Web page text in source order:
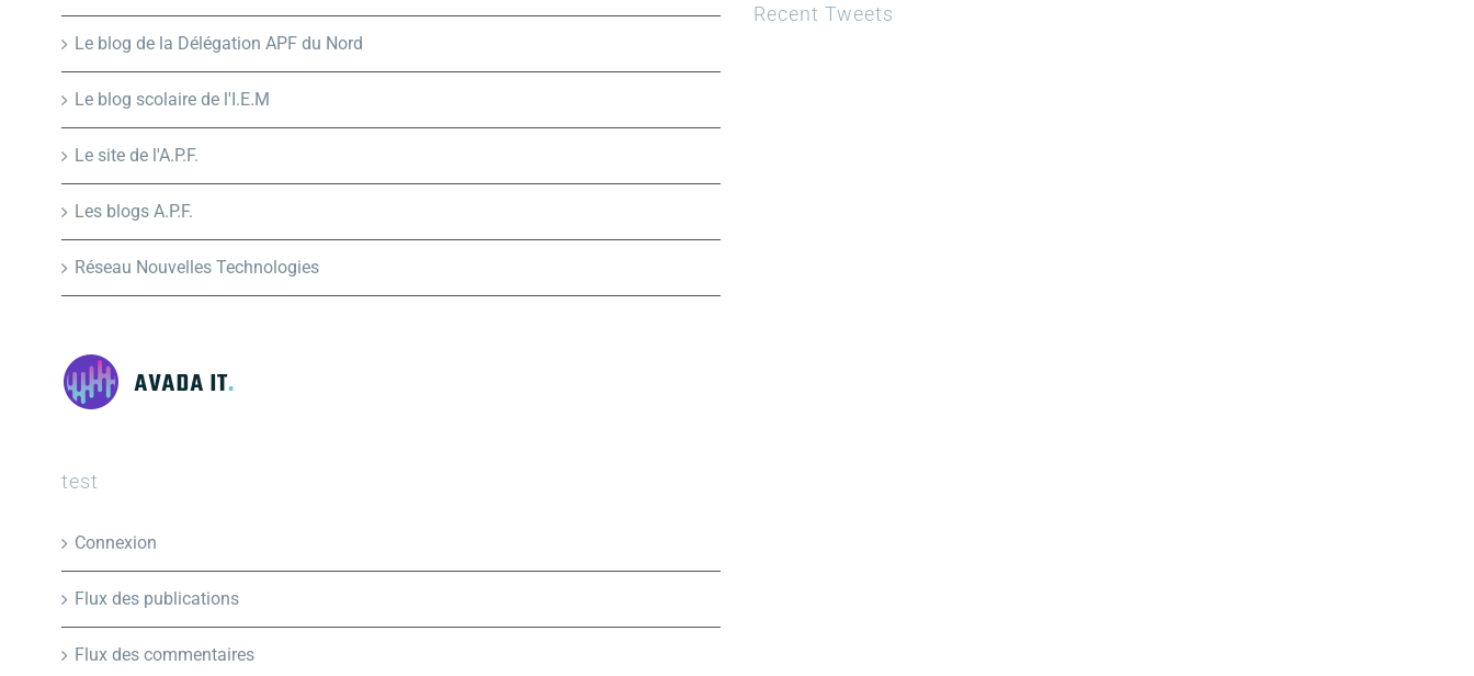
Le blog de la Délégation APF du Nord
Le blog scolaire de l'I.E.M
Le site de l'A.P.F.
Les blogs A.P.F.
Réseau Nouvelles Technologies
test
Connexion
Flux des publications
Flux des commentaires
Recent Tweets